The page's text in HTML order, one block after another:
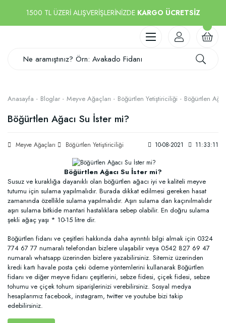
1500 TL ÜZERİ ALIŞVERİŞLERİNİZDE KARGO ÜCRETSİZ
Anasayfa Bloglar Meyve Ağaçları Böğürtlen Yetiştiriciliği Böğürtlen
Böğürtlen Ağacı Su İster mi?
Meyve Ağaçları Böğürtlen Yetiştiriciliği 10-08-2021 11:33:11
Böğürtlen Ağacı Su İster mi?
Susuz ve kuraklığa dayanıklı olan böğürtlen ağacı iyi ve kaliteli meyve
tutumu için sulama yapılmalıdır. Burada dikkat edilmesi gereken hasat
zamanında özellikle sulama yapılmalıdır. Aşırı sulama dan kaçınılmalıdır
aşırı sulama bitkide mantari hastalıklara sebep olabilir. En doğru sulama
şekli ağaç yaşı * 10-15 litre dir.
Böğürtlen fidanı ve çeşitleri hakkında daha ayrıntılı bilgi almak için 0324
774 67 77 numaralı telefondan bizlere ulaşabilir veya 0542 827 69 47
numaralı whatsapp üzerinden bizlere yazabilirsiniz. Sitemiz üzerinden
kredi kartı havale posta çeki ödeme yöntemlerini kullanarak Böğürtlen
fidanı ve diğer meyve fidanı çeşitlerini, sebze fidesi, çiçek fidesi, sebze
tohumu ve çiçek tohum siparişlerinizi verebilirsiniz. Sosyal medya
hesaplarımız facebook, instagram, twitter ve youtube bizi takip
edebilirsiniz.